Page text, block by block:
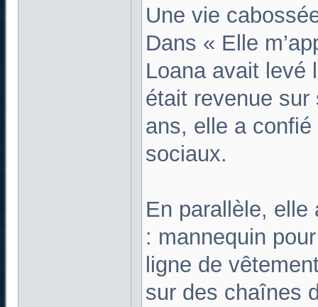
Une vie
Dans « Elle
Loana avait levé
était revenue sur
ans, elle a
sociaux.
En parallèle, elle
: mannequin
ligne de
sur des chaînes